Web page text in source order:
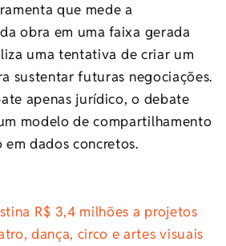
que mede a
obra em uma faixa gerada
uma tentativa de criar um
sustentar futuras negociações.
apenas jurídico, o debate
modelo de compartilhamento
dados concretos.
R$ 3,4 milhões a projetos
dança, circo e artes visuais